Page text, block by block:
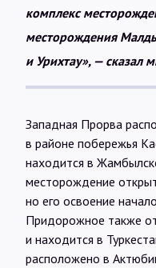
комплекс
месторождения
и Урихтау», — сказал
Западная Прорва
в районе побережья
находится в
месторождение
но его освоение
Придорожное также
и находится в
расположено в